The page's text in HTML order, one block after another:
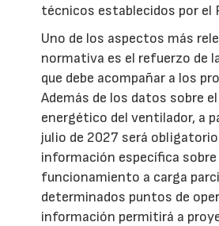
técnicos establecidos por el
Uno de los aspectos más
normativa es el refuerzo de
que debe acompañar a los
Además de los datos sobre
energético del ventilador, a
julio de 2027 será
información específica sobre
funcionamiento a carga
determinados puntos de
información permitirá a